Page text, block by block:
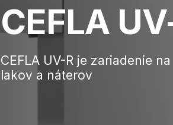
CEFLA
CEFLA UV-R je zariadenie
lakov a náterov